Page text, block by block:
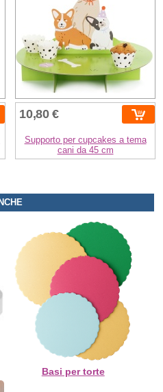
10,80 €
Supporto per cupcakes a tema
cani da 45 cm
Basi per torte